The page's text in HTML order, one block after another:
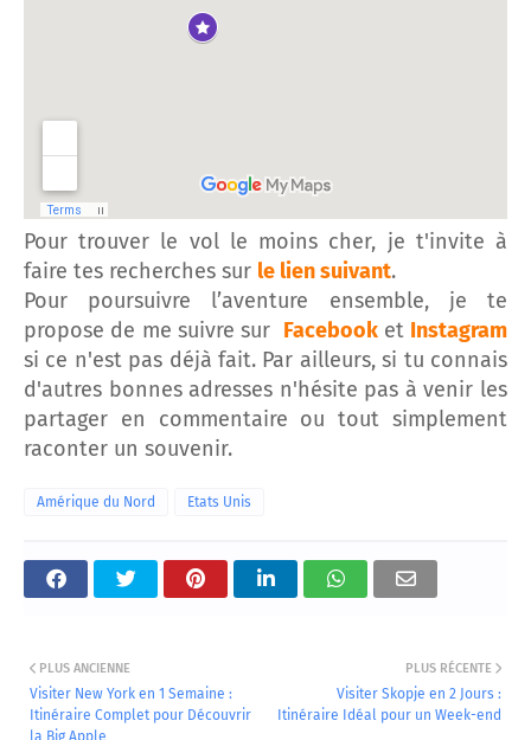
Pour trouver le vol le moins cher, je t'invite à
faire tes recherches sur le lien suivant.
Pour poursuivre l’aventure ensemble, je te
propose de me suivre sur Facebooket Instagram
si ce n'est pas déjà fait. Par ailleurs, si tu connais
d'autres bonnes adresses n'hésite pas à venir les
partager en commentaire ou tout simplement
raconter un souvenir.
Amérique du Nord Etats Unis
PLUS RÉCENTE
Visiter Skopje en 2 Jours :
Itinéraire Idéal pour un Week-end
PLUS ANCIENNE
Visiter New York en 1 Semaine :
Itinéraire Complet pour Découvrir
la Big Apple